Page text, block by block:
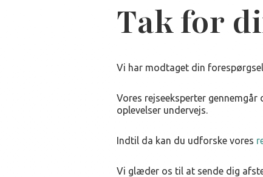
Tak for
Vi har modtaget din
Vores rejseeksperter
oplevelser undervejs.
Indtil da kan du udforske vores
Vi glæder os til at sende dig